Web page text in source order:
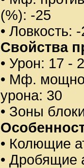
(%): -25
• Ловкость:
Свойства
• Урон: 17 -
• Мф.
урона: 30
• Зоны
• Колющие
• Дробящие